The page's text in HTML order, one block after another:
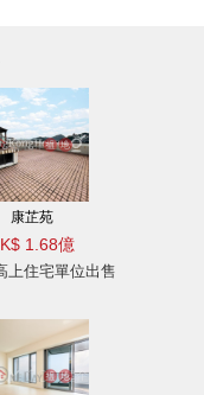
康芷苑
1.68億
上住宅單位出售